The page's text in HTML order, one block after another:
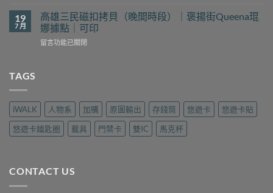
花
予
坊
印〉
中
哪
裡
找？
瑞
用
品
現
作
雄
門
禁
卡
九
如
二
路
通
訊
19
7 月
高雄三民磁扣拷貝（晚間時段）｜褒揚街Queena琨
娜據點｜可印
在
扣
貝
（晚
｜
留言功能已關閉
TAGS
iWALK 人物系 加購 原圖輸出 存錢筒 悠遊卡
悠遊卡貼
悠遊卡鑰匙圈
載具 門禁卡 雙IC 馬克杯
CONTACT US